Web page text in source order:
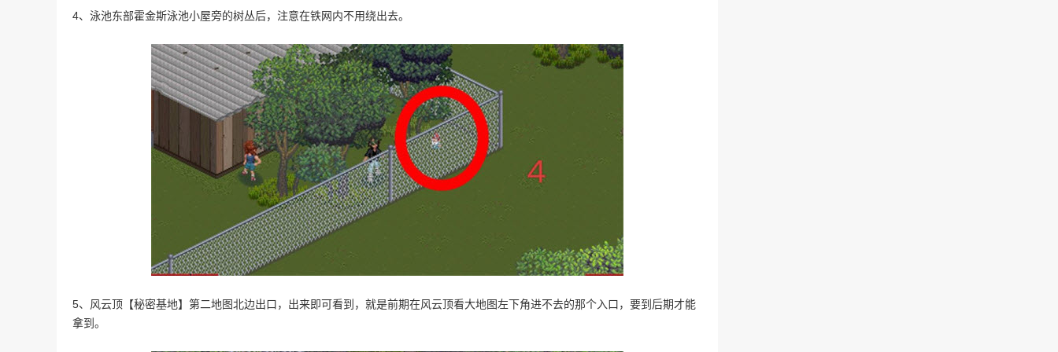
4、泳池东部霍金斯泳池小屋旁的树丛后，注意在铁网内不用绕出去。
5、风云顶【秘密基地】第二地图北边出口，出来即可看到，就是前期在风云顶看大地图左下角进不去的那个入口，要到后期才能
拿到。